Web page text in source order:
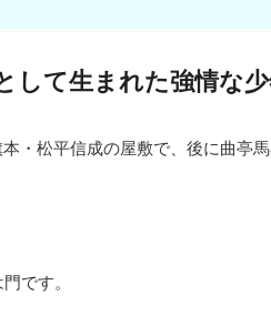
して生まれた強情な
・松平信成の屋敷で、後に曲亭
です。